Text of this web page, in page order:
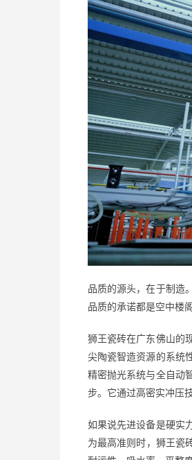
品质的源头，在于制造
品质的承诺都是空中楼
狮王瓷砖在广东佛山的
尖陶瓷智造资源的系统
精密抛光系统与全自动
步。它通过高密实冲压
如果说先进设备是硬实
为最高准则时，狮王瓷